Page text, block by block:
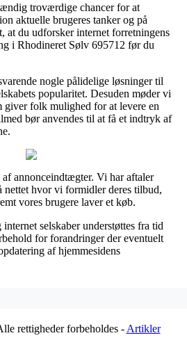
troværdige chancer for at
aktuelle brugeres tanker og på
at du udforsker internet forretningens
i Rhodineret Sølv 695712 før du
nogle pålidelige løsninger til
popularitet. Desuden møder vi
giver folk mulighed for at levere en
bør anvendes til at få et indtryk af
af annonceindtægter. Vi har aftaler
nettet hvor vi formidler deres tilbud,
vores brugere laver et køb.
selskaber understøttes fra tid
for forandringer der eventuelt
af hjemmesidens
rettigheder forbeholdes - Artikler